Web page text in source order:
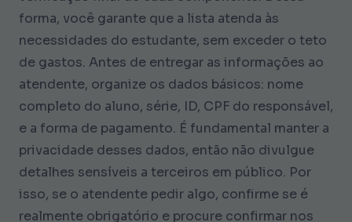
forma, você garante que a lista atenda às
necessidades do estudante, sem exceder o teto
de gastos. Antes de entregar as informações ao
atendente, organize os dados básicos: nome
completo do aluno, série, ID, CPF do responsável,
e a forma de pagamento. É fundamental manter a
privacidade desses dados, então não divulgue
detalhes sensíveis a terceiros em público. Por
isso, se o atendente pedir algo, confirme se é
realmente obrigatório e procure confirmar nos